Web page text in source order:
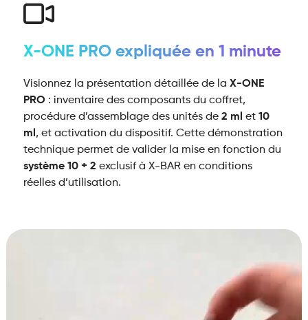
X-ONE PRO expliquée en 1 minute
Visionnez la présentation détaillée de la X-ONE
PRO: inventaire des composants du coffret,
procédure d’assemblage des unités de 2 ml et 10
ml , et activation du dispositif. Cette démonstration
technique permet de valider la mise en fonction du
système 10 + 2 exclusif à X-BAR en conditions
réelles d’utilisation.